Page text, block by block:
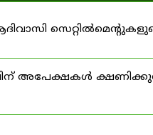
അപേക്ഷകൾ